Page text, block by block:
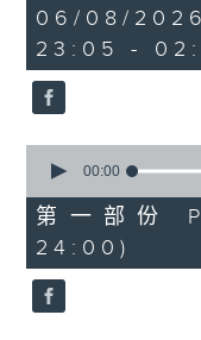
2
hours,
44
minutes,
59
seconds
06/08/
23:05 -
seconds
55
minutes,
0
seconds
00:00
第一部份
24:00)